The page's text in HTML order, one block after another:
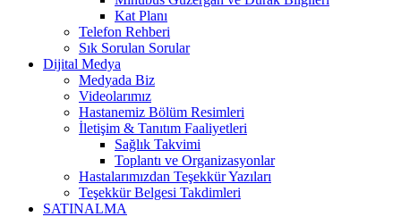
Kat Planı
Telefon Rehberi
Sık Sorulan Sorular
Dijital Medya
Medyada Biz
Videolarımız
Hastanemiz Bölüm Resimleri
İletişim & Tanıtım Faaliyetleri
Sağlık Takvimi
Toplantı ve Organizasyonlar
Hastalarımızdan Teşekkür Yazıları
Teşekkür Belgesi Takdimleri
SATINALMA